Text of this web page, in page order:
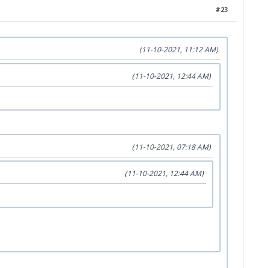
#23
(11-10-2021, 11:12 AM)
(11-10-2021, 12:44 AM)
(11-10-2021, 07:18 AM)
(11-10-2021, 12:44 AM)